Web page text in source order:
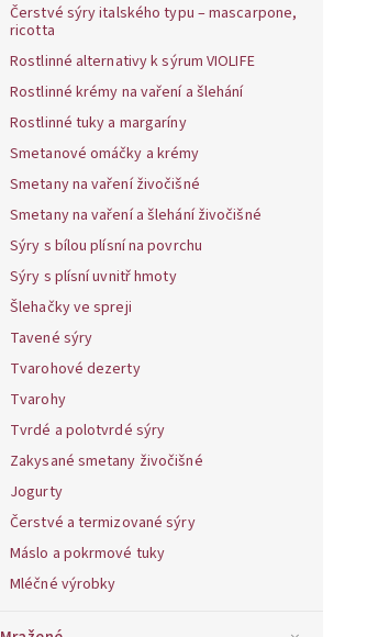
Čerstvé sýry italského typu – mascarpone,
ricotta
Rostlinné alternativy k sýrum VIOLIFE
Rostlinné krémy na vaření a šlehání
Rostlinné tuky a margaríny
Smetanové omáčky a krémy
Smetany na vaření živočišné
Smetany na vaření a šlehání živočišné
Sýry s bílou plísní na povrchu
Sýry s plísní uvnitř hmoty
Šlehačky ve spreji
Tavené sýry
Tvarohové dezerty
Tvarohy
Tvrdé a polotvrdé sýry
Zakysané smetany živočišné
Jogurty
Čerstvé a termizované sýry
Máslo a pokrmové tuky
Mléčné výrobky